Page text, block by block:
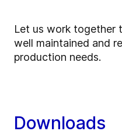
Let us work together
well maintained and
production needs.
Downloads